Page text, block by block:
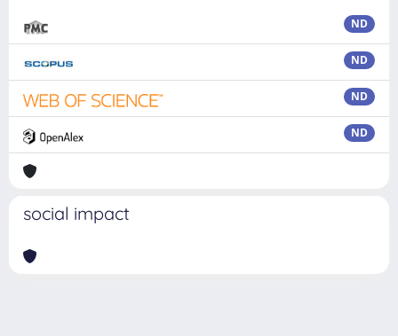
ND
ND
ND
ND
social impact